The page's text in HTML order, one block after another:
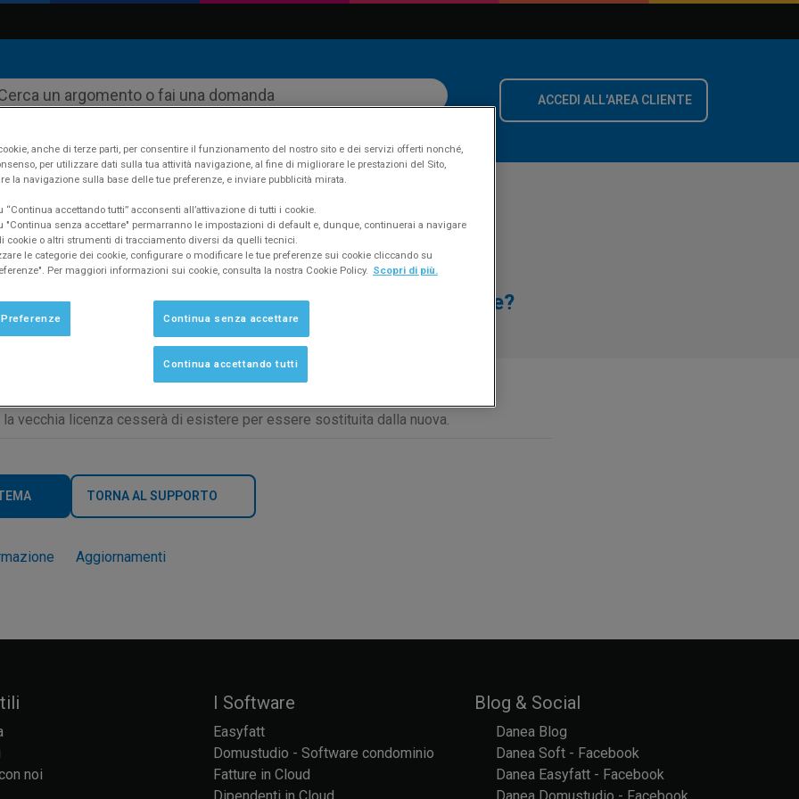
ACCEDI ALL'AREA CLIENTE
Supporto FAQ #554
ad usare la vecchia licenza che vado ad adeguare?
la vecchia licenza cesserà di esistere per essere sostituita dalla nuova.
TORNA AL SUPPORTO
Aggiornamenti
noi
I Software
Easyfatt
Domustudio - Software condominio
Fatture in Cloud
Blog & Social
Danea Blog
Danea Soft - Facebook
Danea Easyfatt - Facebook
anche di terze parti, per consentire il funzionamento del nostro sito e dei servizi offerti nonché,
per utilizzare dati sulla tua attività navigazione, al fine di migliorare le prestazioni del Sito,
la navigazione sulla base delle tue preferenze, e inviare pubblicità mirata.
“Continua accettando tutti” acconsenti all’attivazione di tutti i cookie.
"Continua senza accettare" permarranno le impostazioni di default e, dunque, continuerai a navigare
cookie o altri strumenti di tracciamento diversi da quelli tecnici.
le categorie dei cookie, configurare o modificare le tue preferenze sui cookie cliccando su
Per maggiori informazioni sui cookie, consulta la nostra Cookie Policy. Scopri di più.
Continua senza accettare
Continua accettando tutti